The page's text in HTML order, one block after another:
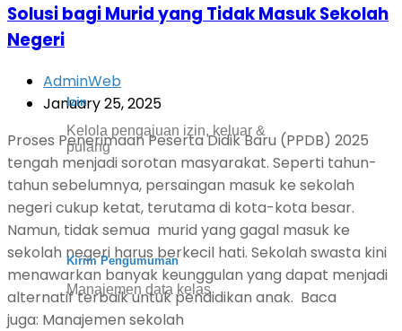
Izin
Kelola pengajuan izin, keluar &
pulang
Kirim Pengumuman
Manajemen data kelas
Solusi bagi Murid yang Tidak Masuk Sekolah
Negeri
AdminWeb
January 25, 2025
Proses Penerimaan Peserta Didik Baru (PPDB) 2025
tengah menjadi sorotan masyarakat. Seperti tahun-
tahun sebelumnya, persaingan masuk ke sekolah
negeri cukup ketat, terutama di kota-kota besar.
Namun, tidak semua murid yang gagal masuk ke
sekolah negeri harus berkecil hati. Sekolah swasta kini
menawarkan banyak keunggulan yang dapat menjadi
alternatif terbaik untuk pendidikan anak. Baca
juga: Manajemen sekolah